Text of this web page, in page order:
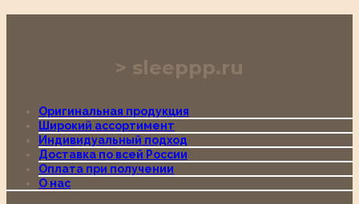
sleeppp.ru
Оригинальная продукция
Широкий ассортимент
Индивидуальный подход
Доставка по всей России
Оплата при получении
О нас